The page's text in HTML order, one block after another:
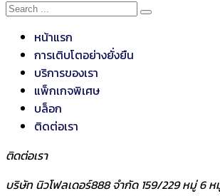
หน้าแรก
การเติบโตอย่างยั่งยืน
บริการของเรา
แพ็กเกจพิเศษ
บล็อก
ติดต่อเรา
ติดต่อเรา
บริษัท นิวโฟลเดอร์888 จำกัด 159/229 หมู่ 6